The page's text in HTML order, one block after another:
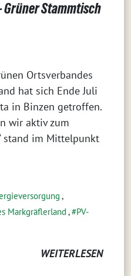
Grüner Stammtisch
Ortsverbandes
hat sich Ende Juli
in Binzen getroffen.
wir aktiv zum
stand im Mittelpunkt
,
Markgräflerland ,
PV-
WEITERLESEN